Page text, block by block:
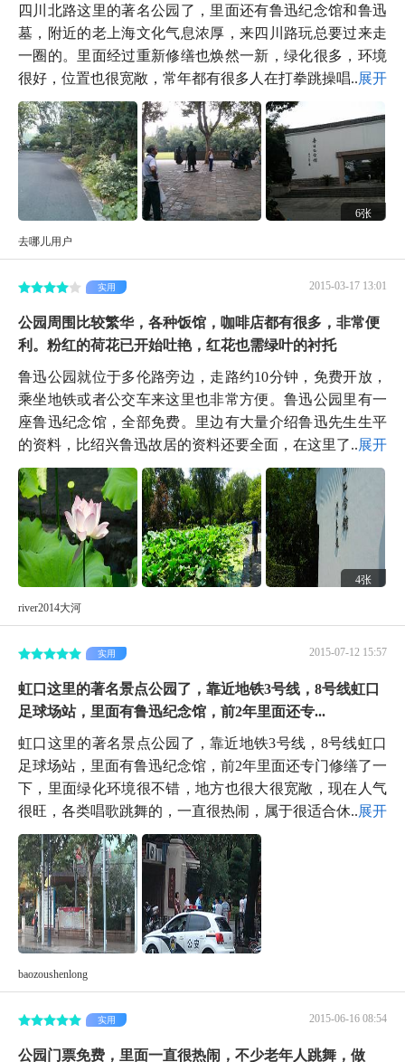
四川北路这里的著名公园了，里面还有鲁迅纪念馆和鲁迅
墓，附近的老上海文化气息浓厚，来四川路玩总要过来走
一圈的。里面经过重新修缮也焕然一新，绿化很多，环境
很好，位置也很宽敞，常年都有很多人在打拳跳操唱...展开
6张
去哪儿用户
2015-03-17 13:01
实用
公园周围比较繁华，各种饭馆，咖啡店都有很多，非常便
利。粉红的荷花已开始吐艳，红花也需绿叶的衬托
鲁迅公园就位于多伦路旁边，走路约10分钟，免费开放，
乘坐地铁或者公交车来这里也非常方便。鲁迅公园里有一
座鲁迅纪念馆，全部免费。里边有大量介绍鲁迅先生生平
的资料，比绍兴鲁迅故居的资料还要全面，在这里了...展开
4张
river2014大河
2015-07-12 15:57
实用
虹口这里的著名景点公园了，靠近地铁3号线，8号线虹口
足球场站，里面有鲁迅纪念馆，前2年里面还专...
虹口这里的著名景点公园了，靠近地铁3号线，8号线虹口
足球场站，里面有鲁迅纪念馆，前2年里面还专门修缮了一
下，里面绿化环境很不错，地方也很大很宽敞，现在人气
很旺，各类唱歌跳舞的，一直很热闹，属于很适合休...展开
baozoushenlong
2015-06-16 08:54
实用
公园门票免费，里面一直很热闹，不少老年人跳舞，做